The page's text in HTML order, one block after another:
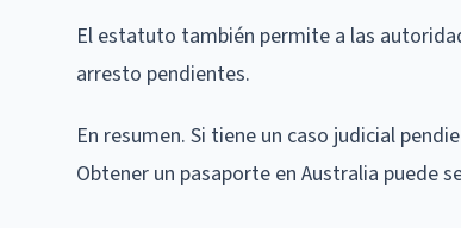
El estatuto también permite a las
arresto pendientes.
En resumen. Si tiene un caso judicial
Obtener un pasaporte en Australia puede